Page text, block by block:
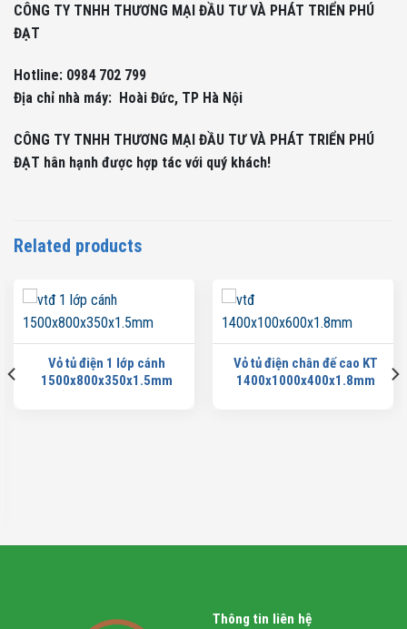
CÔNG TY TNHH THƯƠNG MẠI ĐẦU TƯ VÀ PHÁT TRIỂN PHÚ
ĐẠT
Hotline: 0984 702 799
Địa chỉ nhà máy: Hoài Đức, TP Hà Nội
CÔNG TY TNHH THƯƠNG MẠI ĐẦU TƯ VÀ PHÁT TRIỂN PHÚ
ĐẠT hân hạnh được hợp tác với quý khách!
Related products
Vỏ tủ điện 1 lớp cánh
1500x800x350x1.5mm
Vỏ tủ điện chân đế cao KT
1400x1000x400x1.8mm
Thông tin liên hệ